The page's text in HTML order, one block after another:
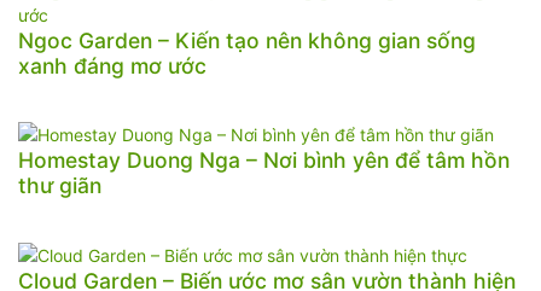
Ngoc Garden – Kiến tạo nên không gian sống
xanh đáng mơ ước
Homestay Duong Nga – Nơi bình yên để tâm hồn
thư giãn
Cloud Garden – Biến ước mơ sân vườn thành hiện